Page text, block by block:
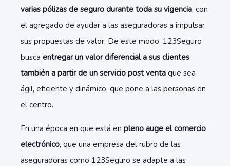
varias pólizas de seguro durante toda su vigencia, con
el agregado de ayudar a las aseguradoras a impulsar
sus propuestas de valor. De este modo, 123Seguro
busca entregar un valor diferencial a sus clientes
también a partir de un servicio post venta que sea
ágil, eficiente y dinámico, que pone a las personas en
el centro.
En una época en que está en pleno auge el comercio
electrónico, que una empresa del rubro de las
aseguradoras como 123Seguro se adapte a las